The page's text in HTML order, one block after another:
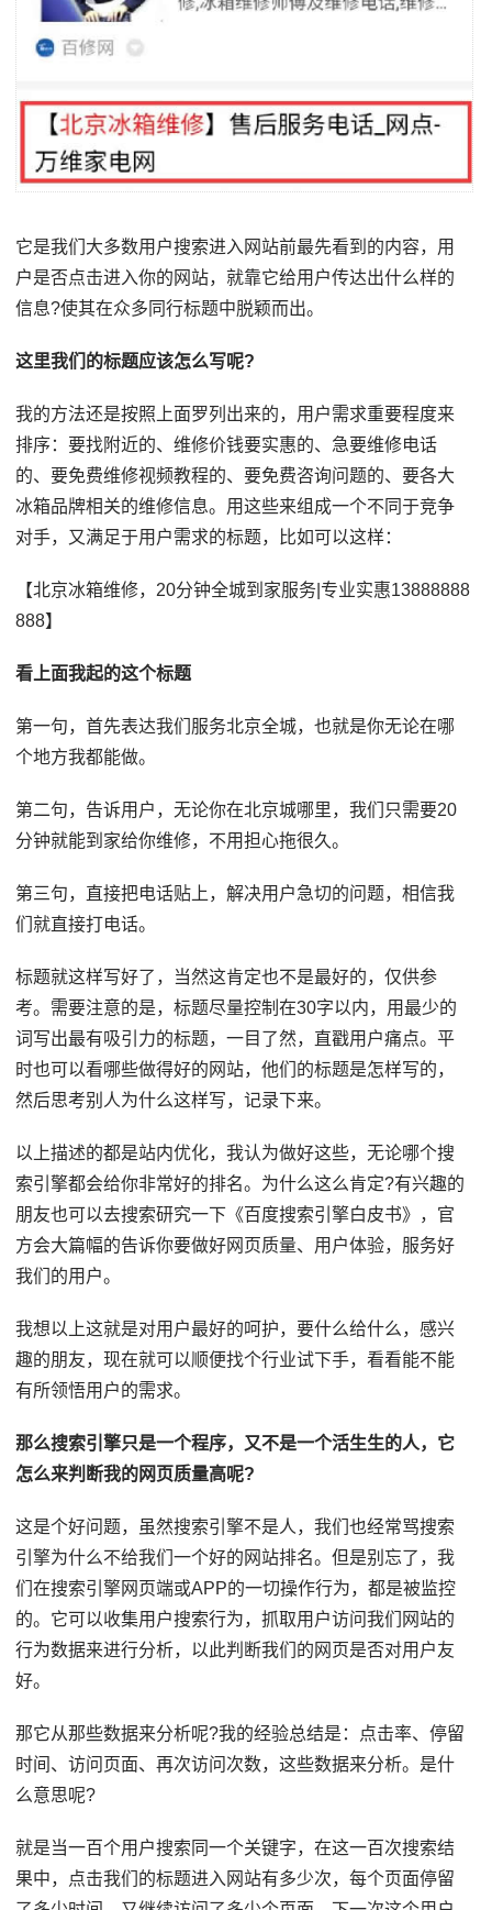
它是我们大多数用户搜索进入网站前最先看到的内容，用
户是否点击进入你的网站，就靠它给用户传达出什么样的
信息?使其在众多同行标题中脱颖而出。
这里我们的标题应该怎么写呢?
我的方法还是按照上面罗列出来的，用户需求重要程度来
排序：要找附近的、维修价钱要实惠的、急要维修电话
的、要免费维修视频教程的、要免费咨询问题的、要各大
冰箱品牌相关的维修信息。用这些来组成一个不同于竞争
对手，又满足于用户需求的标题，比如可以这样：
【北京冰箱维修，20分钟全城到家服务|专业实惠13888888
888】
看上面我起的这个标题
第一句，首先表达我们服务北京全城，也就是你无论在哪
个地方我都能做。
第二句，告诉用户，无论你在北京城哪里，我们只需要20
分钟就能到家给你维修，不用担心拖很久。
第三句，直接把电话贴上，解决用户急切的问题，相信我
们就直接打电话。
标题就这样写好了，当然这肯定也不是最好的，仅供参
考。需要注意的是，标题尽量控制在30字以内，用最少的
词写出最有吸引力的标题，一目了然，直戳用户痛点。平
时也可以看哪些做得好的网站，他们的标题是怎样写的，
然后思考别人为什么这样写，记录下来。
以上描述的都是站内优化，我认为做好这些，无论哪个搜
索引擎都会给你非常好的排名。为什么这么肯定?有兴趣的
朋友也可以去搜索研究一下《百度搜索引擎白皮书》，官
方会大篇幅的告诉你要做好网页质量、用户体验，服务好
我们的用户。
我想以上这就是对用户最好的呵护，要什么给什么，感兴
趣的朋友，现在就可以顺便找个行业试下手，看看能不能
有所领悟用户的需求。
那么搜索引擎只是一个程序，又不是一个活生生的人，它
怎么来判断我的网页质量高呢?
这是个好问题，虽然搜索引擎不是人，我们也经常骂搜索
引擎为什么不给我们一个好的网站排名。但是别忘了，我
们在搜索引擎网页端或APP的一切操作行为，都是被监控
的。它可以收集用户搜索行为，抓取用户访问我们网站的
行为数据来进行分析，以此判断我们的网页是否对用户友
好。
那它从那些数据来分析呢?我的经验总结是：点击率、停留
时间、访问页面、再次访问次数，这些数据来分析。是什
么意思呢?
就是当一百个用户搜索同一个关键字，在这一百次搜索结
果中，点击我们的标题进入网站有多少次，每个页面停留